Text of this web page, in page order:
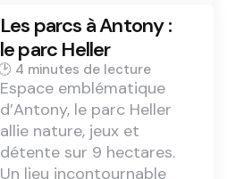
Les parcs à Antony :
le parc Heller
4 min
Espace emblématique
d’Antony, le parc Heller
allie nature, jeux et
détente sur 9 hectares.
Un lieu incontournable